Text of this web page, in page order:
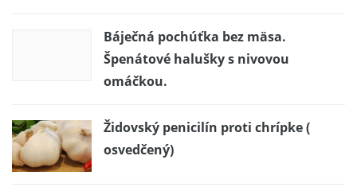
Báječná pochúťka bez mäsa.
Špenátové halušky s nivovou
omáčkou.
Židovský penicilín proti chrípke (
osvedčený)